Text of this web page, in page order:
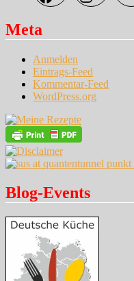
Meta
Anmelden
Eintrags-Feed
Kommentar-Feed
WordPress.org
Blog-Events